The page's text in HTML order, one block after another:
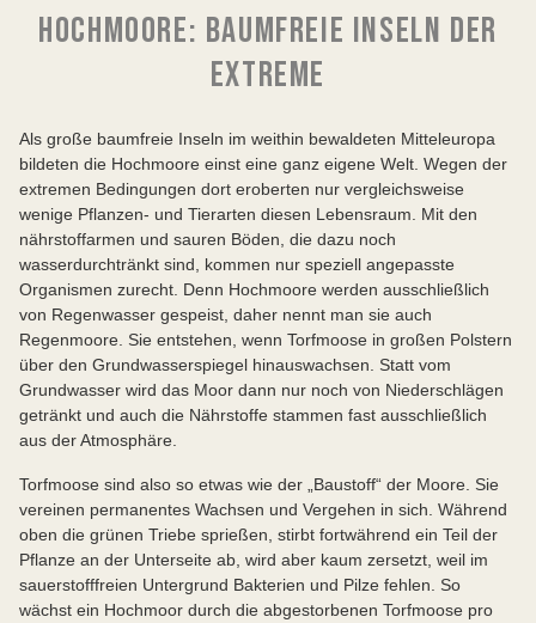
HOCHMOORE: BAUMFREIE INSELN DER
EXTREME
Als große baumfreie Inseln im weithin bewaldeten Mitteleuropa
bildeten die Hochmoore einst eine ganz eigene Welt. Wegen der
extremen Bedingungen dort eroberten nur vergleichsweise
wenige Pflanzen- und Tierarten diesen Lebensraum. Mit den
nährstoffarmen und sauren Böden, die dazu noch
wasserdurchtränkt sind, kommen nur speziell angepasste
Organismen zurecht. Denn Hochmoore werden ausschließlich
von Regenwasser gespeist, daher nennt man sie auch
Regenmoore. Sie entstehen, wenn Torfmoose in großen Polstern
über den Grundwasserspiegel hinauswachsen. Statt vom
Grundwasser wird das Moor dann nur noch von Niederschlägen
getränkt und auch die Nährstoffe stammen fast ausschließlich
aus der Atmosphäre.
Torfmoose sind also so etwas wie der „Baustoff“ der Moore. Sie
vereinen permanentes Wachsen und Vergehen in sich. Während
oben die grünen Triebe sprießen, stirbt fortwährend ein Teil der
Pflanze an der Unterseite ab, wird aber kaum zersetzt, weil im
sauerstofffreien Untergrund Bakterien und Pilze fehlen. So
wächst ein Hochmoor durch die abgestorbenen Torfmoose pro